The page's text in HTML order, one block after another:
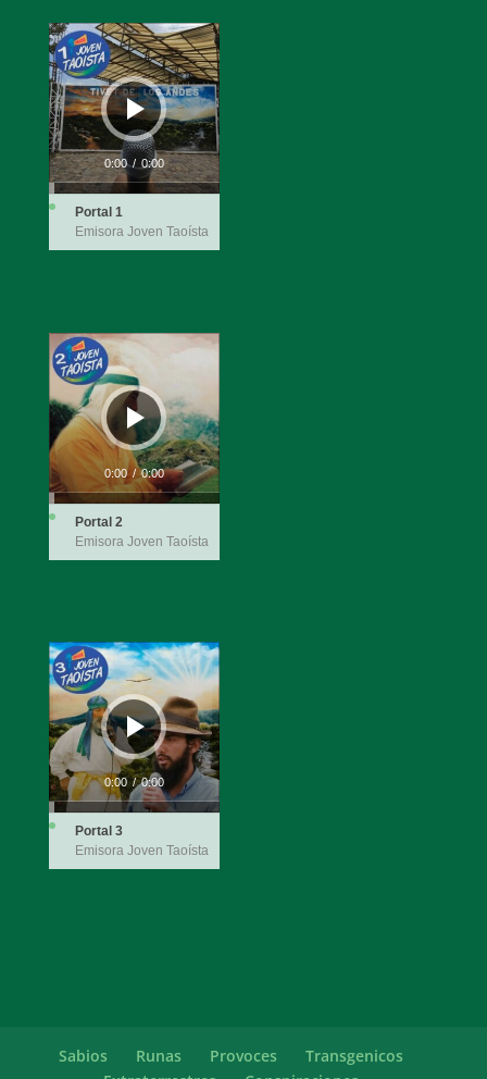
Reproductor
de
audio
0:00 / 0:00
Portal 1
Emisora Joven Taoísta
Reproductor
de
audio
0:00 / 0:00
Portal 2
Emisora Joven Taoísta
Reproductor
de
audio
0:00 / 0:00
Portal 3
Emisora Joven Taoísta
Sabios Runas Provoces
Transgenicos